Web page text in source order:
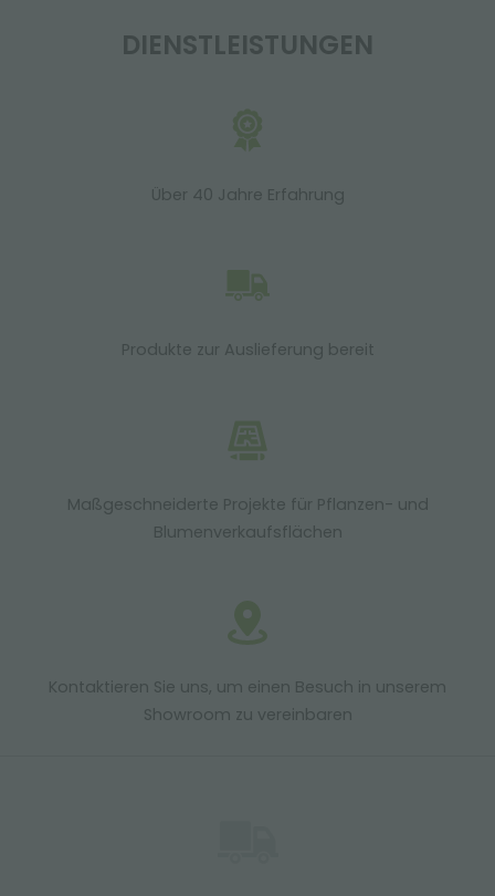
DIENSTLEISTUNGEN
Über 40 Jahre Erfahrung
Produkte zur Auslieferung bereit
Maßgeschneiderte Projekte für Pflanzen- und
Blumenverkaufsflächen
Kontaktieren Sie uns, um einen Besuch in unserem
Showroom zu vereinbaren